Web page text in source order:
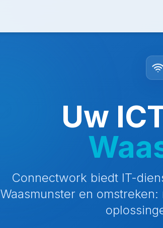
Uw
Connectwork biedt IT-
Waasmunster en